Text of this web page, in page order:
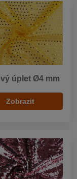
úplet Ø4 mm
Zobrazit